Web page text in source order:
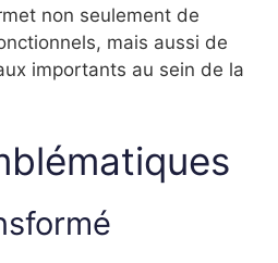
non seulement de
mais aussi de
importants au sein de la